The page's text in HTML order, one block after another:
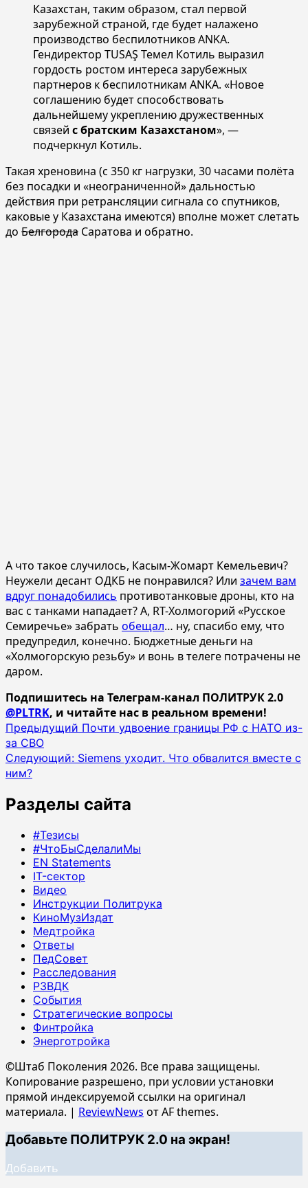
Казахстан, таким образом, стал первой
зарубежной страной, где будет налажено
производство беспилотников ANKA.
Гендиректор TUSAŞ Темел Котиль выразил
гордость ростом интереса зарубежных
партнеров к беспилотникам ANKA. «Новое
соглашению будет способствовать
дальнейшему укреплению дружественных
связей с братским Казахстаном», —
подчеркнул Котиль.
Такая хреновина (с 350 кг нагрузки, 30 часами полёта
без посадки и «неограниченной» дальностью
действия при ретрансляции сигнала со спутников,
каковые у Казахстана имеются) вполне может слетать
до Белгорода Саратова и обратно.
А что такое случилось, Касым-Жомарт Кемельевич?
Неужели десант ОДКБ не понравился? Или зачем вам
вдруг понадобились противотанковые дроны, кто на
вас с танками нападает? А, RT-Холмогорий «Русское
Семиречье» забрать обещал… ну, спасибо ему, что
предупредил, конечно. Бюджетные деньги на
«Холмогорскую резьбу» и вонь в телеге потрачены не
даром.
Подпишитесь на Телеграм-канал ПОЛИТРУК 2.0
@PLTRK, и читайте нас в реальном времени!
Навигация
записи
Предыдущий Почти удвоение границы РФ с НАТО из-
за СВО
Следующий: Siemens уходит. Что обвалится вместе с
ним?
Разделы сайта
#Тезисы
#ЧтоБыСделалиМы
EN Statements
IT-сектор
Видео
Инструкции Политрука
КиноМузИздат
Медтройка
Ответы
ПедСовет
Расследования
РЗВДК
События
Стратегические вопросы
Финтройка
Энерготройка
©Штаб Поколения 2026. Все права защищены.
Копирование разрешено, при условии установки
прямой индексируемой ссылки на оригинал
материала. | ReviewNews от AF themes.
Добавьте ПОЛИТРУК 2.0 на экран!
Добавить